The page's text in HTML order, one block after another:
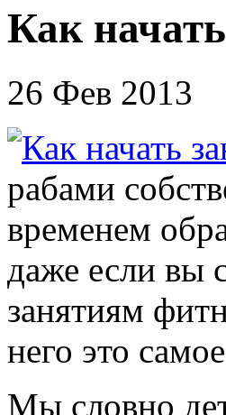
Как
26 Фев 2013
рабами
временем
даже если вы
занятиям
него это
Мы словно